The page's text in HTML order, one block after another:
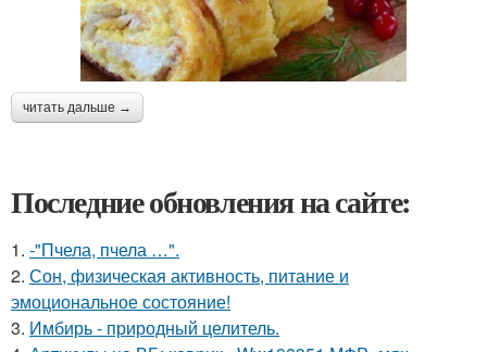
читать дальше →
Последние обновления на сайте:
1. -"Пчела, пчела …".
2. Сон, физическая активность, питание и
эмоциональное состояние!
3. Имбирь - природный целитель.